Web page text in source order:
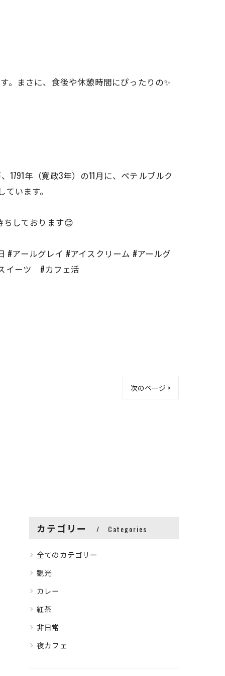
。まさに、食後や休憩時間にぴったりの✨
年（寛政3年）の11月に、ペテルブルク
います。
ちしております😊
#アールグレイ #アイスクリーム #アールグ
イーツ #カフェ活
次のページ >
カテゴリー Categories
全てのカテゴリー
観光
カレー
紅茶
非日常
夜カフェ